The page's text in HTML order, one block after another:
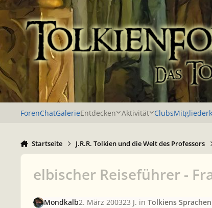
Zu Inhalt springen
ForenChatGalerieEntdecken Aktivität Clubs
Startseite J.R.R. Tolkien und die Welt des Professors
elbischer Reiseführer -
Mondkalb2. März 200323 J. in Tolkiens